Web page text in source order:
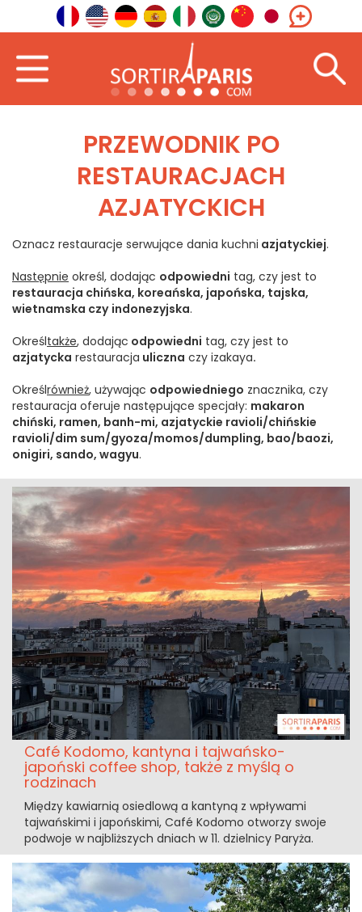
PRZEWODNIK PO
RESTAURACJACH
AZJATYCKICH
Oznacz restauracje serwujące dania kuchni azjatyckiej.
Następnie określ, dodając odpowiedni tag, czy jest to
restauracja chińska, koreańska, japońska, tajska,
wietnamska czy indonezyjska.
Określtakże, dodając odpowiedni tag, czy jest to
azjatycka restauracja uliczna czy izakaya.
Określrównież, używając odpowiedniego znacznika, czy
restauracja oferuje następujące specjały: makaron
chiński, ramen, banh-mi, azjatyckie ravioli/chińskie
ravioli/dim sum/gyoza/momos/dumpling, bao/baozi,
onigiri, sando, wagyu.
Café Kodomo, kantyna i tajwańsko-
japoński coffee shop, także z myślą o
rodzinach
Między kawiarnią osiedlową a kantyną z wpływami
tajwańskimi i japońskimi, Café Kodomo otworzy swoje
podwoje w najbliższych dniach w 11. dzielnicy Paryża.